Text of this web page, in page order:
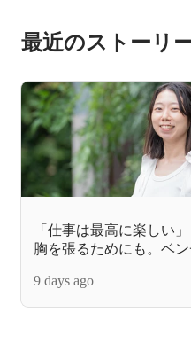
最近のストーリ
「仕事は最高に楽しい
胸を張るためにも。ベ
た理由。
9 days ago